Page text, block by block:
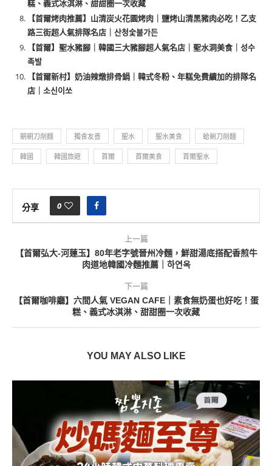
糕、義式冰淇淋、甜甜圈一次收藏
【首爾烤肉推薦】山清炭火花園烤肉｜鹽烤山清黑豬肉必吃！乙支
路三街超人氣排隊名店｜산청숯불가든
【首爾】聖水豬腳｜韓國三大豬腳超人氣名店｜聖水洞美食｜성수
족발
【首爾新村】奶油辣燉排骨鍋｜韓式冬粉、年糕免費續加的排隊名
店｜소신이쏘
朝朝刀削麵 獨食友善 聖水 聖水美食 蛤蜊刀削麵
韓國 韓國旅遊 首爾 首爾美食 首爾聖水
分享 0
上一篇
【首爾弘大-河蓮玉】80年老字號晉州冷麵，鮮甜湯底搭配香煎牛
肉道地韓國冷麵推薦｜하연옥
下一篇
【首爾咖啡廳】六間人氣 VEGAN CAFE｜素食無奶蛋也好吃！蛋
糕、義式冰淇淋、甜甜圈一次收藏
YOU MAY ALSO LIKE